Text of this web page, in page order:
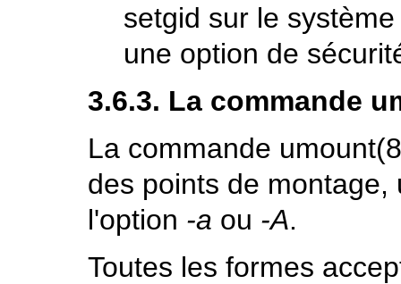
setgid sur le
une option de
3.6.3. La commande
La commande umount
des points de
l'option -a ou -A.
Toutes les formes